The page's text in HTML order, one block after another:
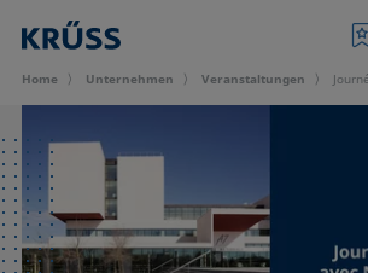
Home Unternehmen Veran­staltungen